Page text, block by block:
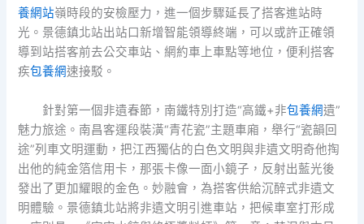
養網站嶺時段的安檢壓力，進一個步驟延長了搭客進站時
光。景德鎮北站出站口新增智能領導終端，可以或許正確領
導到站搭客前去公交車站、網約車上車點等地位，便利搭客
疾包養網速接駁。
針對第一個非遺春節，南鐵特別打造“高鐵+非包養網遺”
魅力旅途。南昌客運段裝潢“青花瓷”主題車廂，舉行“瓷韻回
途”列車文明運動，把江西獨佔的白色文明與非遺文明奇他掏
出他的純金箔信用卡，那張卡像一面小鏡子，反射出藍光後
發出了更加耀眼的金色。妙融會，為搭客供給沉醉式非遺文
明體驗。景德鎮北站將非遺文明引進車站，把候車室打形成